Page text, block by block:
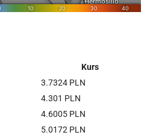
Kurs
3.7324 PLN
4.301 PLN
4.6005 PLN
5.0172 PLN